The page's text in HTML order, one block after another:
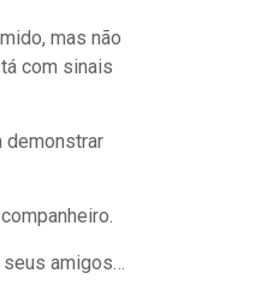
mas não
com sinais
demonstrar
amigos…